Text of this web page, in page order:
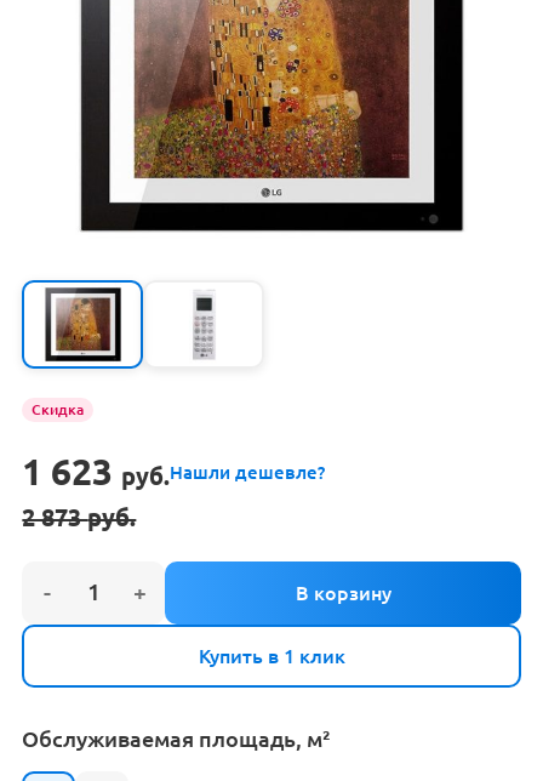
Скидка
2 873руб.
составляла
873 руб..
1 623 руб.
623 руб..
Нашли дешевле?
Купить в 1 клик
Обслуживаемая площадь, м²